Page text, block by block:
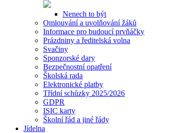
Nenech to být
Omlouvání a uvolňování žáků
Informace pro budoucí prvňáčky
Prázdniny a ředitelská volna
Svačiny
Sponzorské dary
Bezpečnostní opatření
Školská rada
Elektronické platby
Třídní schůzky 2025/2026
GDPR
ISIC karty
Školní řád a jiné řády
Jídelna